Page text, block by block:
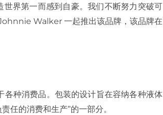
界第一而感到自豪。我们不断努力突破可
Walker 一起推出该品牌，该品牌在
种消费品。包装的设计旨在容纳各种液体
任的消费和生产”的一部分。